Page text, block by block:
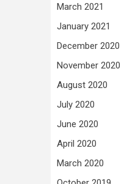
March 2021
January 2021
December 2020
November 2020
August 2020
July 2020
June 2020
April 2020
March 2020